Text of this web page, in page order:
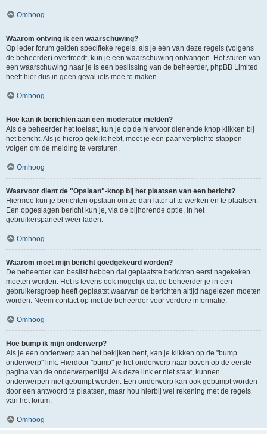
Omhoog
Waarom ontving ik een waarschuwing?
Op ieder forum gelden specifieke regels, als je één van deze regels (volgens
de beheerder) overtreedt, kun je een waarschuwing ontvangen. Het sturen van
een waarschuwing naar je is een beslissing van de beheerder, phpBB Limited
heeft hier dus in geen geval iets mee te maken.
Omhoog
Hoe kan ik berichten aan een moderator melden?
Als de beheerder het toelaat, kun je op de hiervoor dienende knop klikken bij
het bericht. Als je hierop geklikt hebt, moet je een paar verplichte stappen
volgen om de melding te versturen.
Omhoog
Waarvoor dient de "Opslaan"-knop bij het plaatsen van een bericht?
Hiermee kun je berichten opslaan om ze dan later af te werken en te plaatsen.
Een opgeslagen bericht kun je, via de bijhorende optie, in het
gebruikerspaneel weer laden.
Omhoog
Waarom moet mijn bericht goedgekeurd worden?
De beheerder kan beslist hebben dat geplaatste berichten eerst nagekeken
moeten worden. Het is tevens ook mogelijk dat de beheerder je in een
gebruikersgroep heeft geplaatst waarvan de berichten altijd nagelezen moeten
worden. Neem contact op met de beheerder voor verdere informatie.
Omhoog
Hoe bump ik mijn onderwerp?
Als je een onderwerp aan het bekijken bent, kan je klikken op de "bump
onderwerp" link. Hierdoor "bump" je het onderwerp naar boven op de eerste
pagina van de onderwerpenlijst. Als deze link er niet staat, kunnen
onderwerpen niet gebumpt worden. Een onderwerp kan ook gebumpt worden
door een antwoord te plaatsen, maar hou hierbij wel rekening met de regels
van het forum.
Omhoog